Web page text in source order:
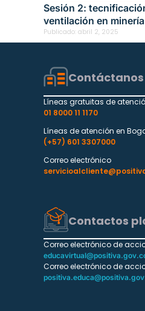
Sesión 2:
ventilación en
21, 2025
Publicado: abril 2, 2025
Contáctanos
Líneas gratuitas de
01 8000 11 1170
Líneas de atención en
(+57) 601 3307000
Correo electrónico
Contactos
Correo electrónico de
Correo electrónico de